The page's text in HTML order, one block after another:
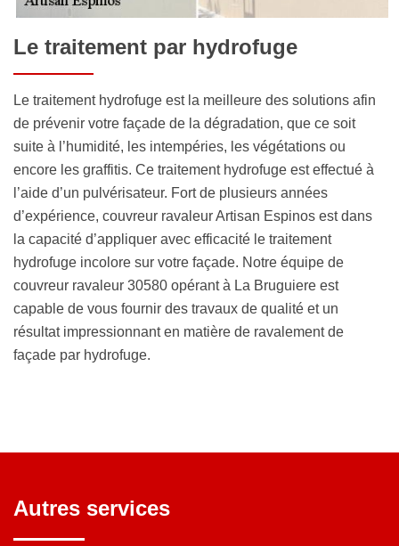
Le traitement par hydrofuge
Le traitement hydrofuge est la meilleure des solutions afin
de prévenir votre façade de la dégradation, que ce soit
suite à l’humidité, les intempéries, les végétations ou
encore les graffitis. Ce traitement hydrofuge est effectué à
l’aide d’un pulvérisateur. Fort de plusieurs années
d’expérience, couvreur ravaleur Artisan Espinos est dans
la capacité d’appliquer avec efficacité le traitement
hydrofuge incolore sur votre façade. Notre équipe de
couvreur ravaleur 30580 opérant à La Bruguiere est
capable de vous fournir des travaux de qualité et un
résultat impressionnant en matière de ravalement de
façade par hydrofuge.
Autres services